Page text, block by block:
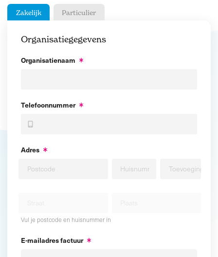
Zakelijk Particulier
Organisatiegegevens
Organisatienaam
Telefoonnummer
Adres
Vul je postcode en huisnummer in
E-mailadres factuur